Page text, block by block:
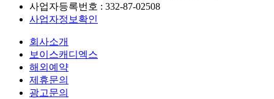
사업자등록번호 : 332-87-02508
사업자정보확인
회사소개
보이스캐디엑스
해외예약
제휴문의
광고문의